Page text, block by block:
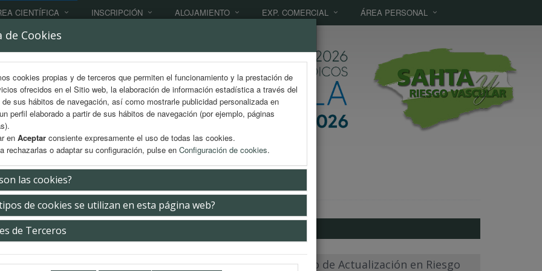
de Cookies
cookies propias y de terceros que permiten el funcionamiento y la prestación de
ofrecidos en el Sitio web, la elaboración de información estadística a través del
sus hábitos de navegación, así como mostrarle publicidad personalizada en
perfil elaborado a partir de sus hábitos de navegación (por ejemplo, páginas
en Aceptar consiente expresamente el uso de todas las cookies.
rechazarlas o adaptar su configuración, pulse en Configuración de cookies.
las cookies?
de cookies se utilizan en esta página web?
de Terceros
CIENTÍFICA INSCRIPCIÓN ALOJAMIENTO EXP. COMERCIAL ÁREA PERSONAL
Medicina
12 de noviembre
12:30h. Taller. Curso de Formación en Riesgo Vascular: Curso de Actualización en Riesgo